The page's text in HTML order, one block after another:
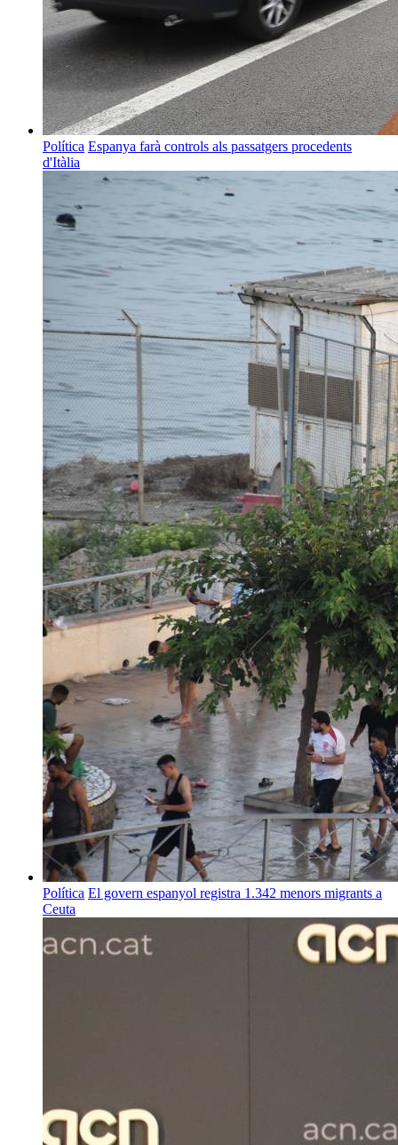
Política Espanya farà controls als passatgers procedents
d'Itàlia
Política El govern espanyol registra 1.342 menors migrants a
Ceuta